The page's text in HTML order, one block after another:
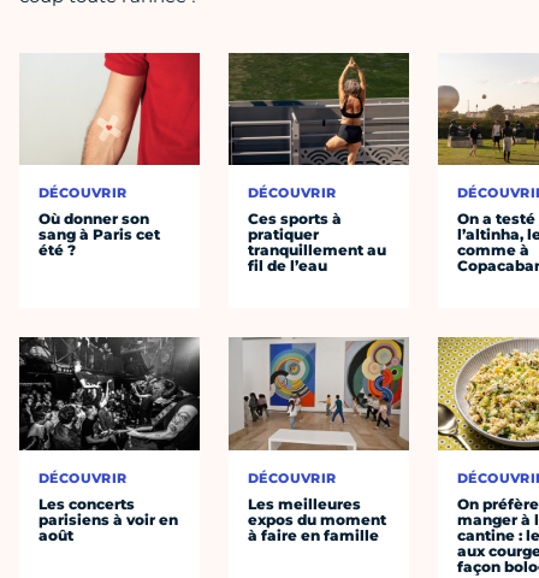
DÉCOUVRIR
Où donner son
sang à Paris cet
été ?
DÉCOUVRIR
Les concerts
parisiens à voir en
août
DÉCOUVRIR
Ces sports à
pratiquer
tranquillement au
fil de l’eau
DÉCOUVRIR
Les meilleures
expos du moment
à faire en famille
On a testé
l’altinha,
comme à
On préfère
manger à
cantine :
aux
façon